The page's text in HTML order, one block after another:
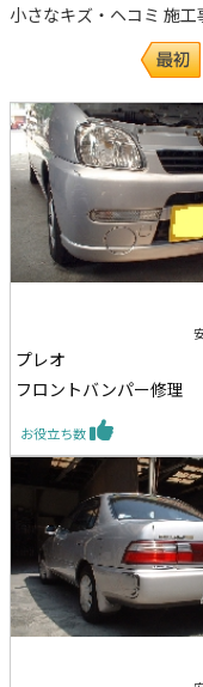
小さなキズ・ヘコミ 施
プレオ
フロントバンパー修理
お役立ち数